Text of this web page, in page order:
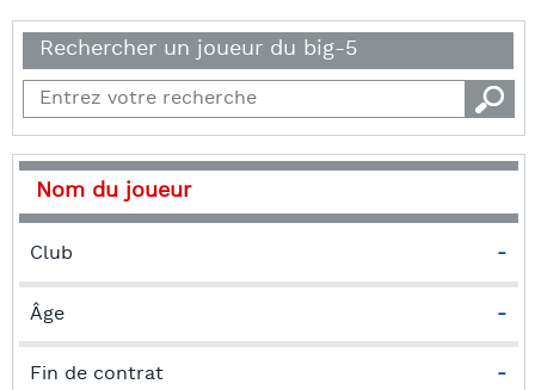
Rechercher un joueur du big-5
Nom du joueur
Club -
Âge -
Fin de contrat -